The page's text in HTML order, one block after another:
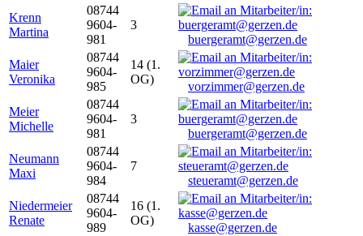
Krenn
Martina
08744
9604-
981
3
buergeramt@gerzen.de
Maier
Veronika
08744
9604-
985
14 (1.
OG)
vorzimmer@gerzen.de
Meier
Michelle
08744
9604-
981
3
buergeramt@gerzen.de
Neumann
Maxi
08744
9604-
984
7
steueramt@gerzen.de
Niedermeier
Renate
08744
9604-
989
16 (1.
OG)
kasse@gerzen.de